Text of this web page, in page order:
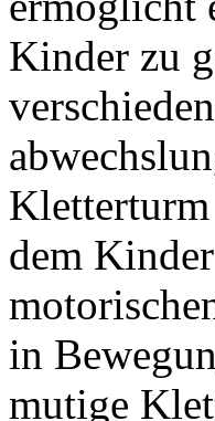
Kinder zu
dem
in
mutige